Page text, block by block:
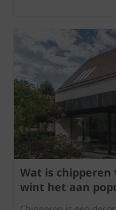
Wat is chipperen
wint het aan